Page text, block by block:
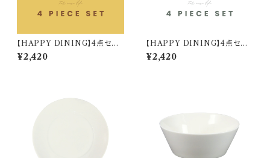
【HAPPY DINING】4点セット
(イエロー)【YMK120】 YMK1
22-6
¥2,420
【HAPPY DINING】4点セット
(ホワイト)【YMK120】 YMK12
1-6
¥2,420